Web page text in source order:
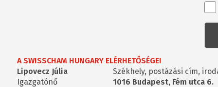
A SWISSCHAM HUNGARY ELÉRHETŐSÉGEI
Lipovecz Júlia
Igazgatónő
Székhely, postázási cím,
1016 Budapest, Fém utca 6.